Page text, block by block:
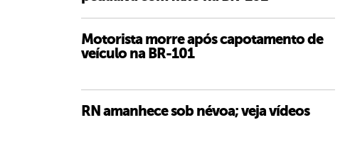
Motorista morre após capotamento de
veículo na BR-101
RN amanhece sob névoa; veja vídeos